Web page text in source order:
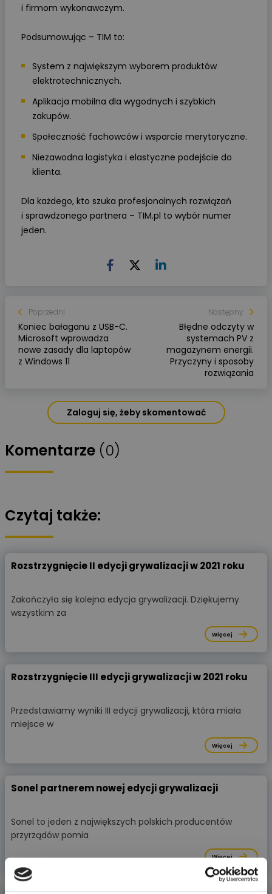
i firmom wykonawczym.
Podsumowując – TIM to:
System z największym wyborem produktów
elektrotechnicznych.
Aplikacja mobilna dla wygodnych i szybkich
zakupów.
Społeczność fachowców i wsparcie merytoryczne.
Niezawodna logistyka i elastyczne podejście do
klienta.
Dla każdego, kto szuka profesjonalnych rozwiązań
i sprawdzonego partnera – TIM.pl to wybór numer
jeden.
Poprzedni
Koniec bałaganu z USB-C.
Microsoft wprowadza
nowe zasady dla laptopów
z Windows 11
Następny
Błędne odczyty w
systemach PV z
magazynem energii.
Przyczyny i sposoby
rozwiązania
Zaloguj się, żeby skomentować
Komentarze (0)
Czytaj także:
Rozstrzygnięcie II edycji grywalizacji w 2021 roku
Zakończyła się kolejna edycja grywalizacji. Dziękujemy
wszystkim za
Więcej
Rozstrzygnięcie III edycji grywalizacji w 2021 roku
Przedstawiamy wyniki III edycji grywalizacji, która miała
miejsce w
Więcej
Sonel partnerem nowej edycji grywalizacji
Sonel to jeden z największych polskich producentów
przyrządów pomia
Więcej